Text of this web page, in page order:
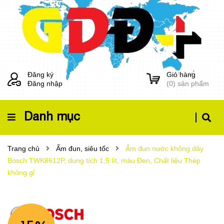
Đăng ký
Đăng nhập
Giỏ hàng
(0) sản phẩm
Danh mục
Trang chủ Ấm đun, siêu tốc
Ấm đun nước không dây
Bosch TWK8612P, dung tích 1,5 lít, màu Đen, Chất liệu Thép
không gỉ